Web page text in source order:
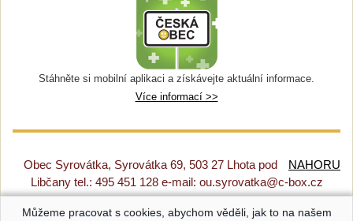
Stáhněte si mobilní aplikaci a získávejte aktuální informace.
Více informací >>
NAHORU
Obec Syrovátka, Syrovátka 69, 503 27 Lhota pod
Libčany tel.: 495 451 128 e-mail: ou.syrovatka@c-box.cz
Prohlášení o přístupnosti|Původní web|Nastavení cookies
Můžeme pracovat s cookies, abychom věděli, jak to na našem